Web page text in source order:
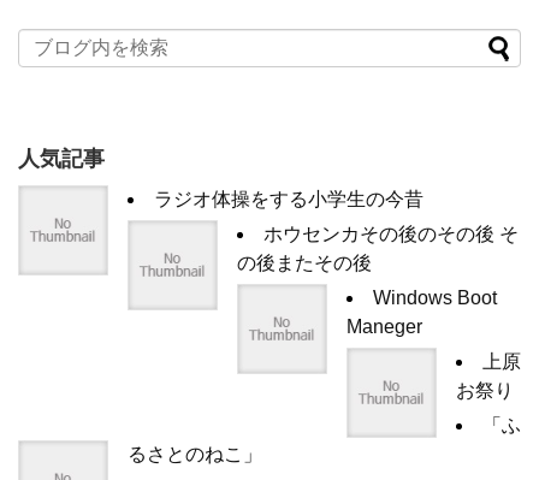
人気記事
ラジオ体操をする小学生の今昔
ホウセンカその後のその後 そ
の後またその後
Windows Boot
Maneger
上原
お祭り
「ふ
るさとのねこ」